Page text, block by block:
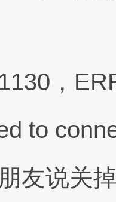
，
to
友说关